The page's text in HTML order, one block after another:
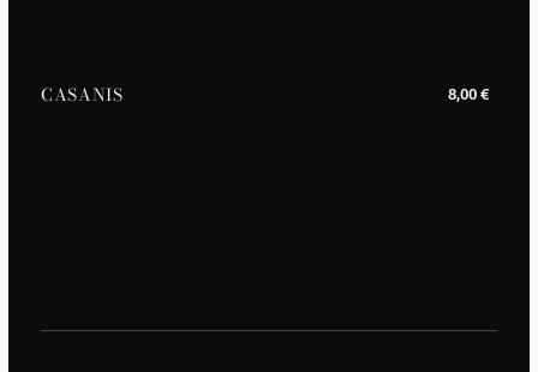
CASANIS 8,00 €